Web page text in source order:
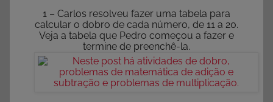
1 – Carlos resolveu fazer uma tabela para
calcular o dobro de cada número, de 11 a 20.
Veja a tabela que Pedro começou a fazer e
termine de preenchê-la.